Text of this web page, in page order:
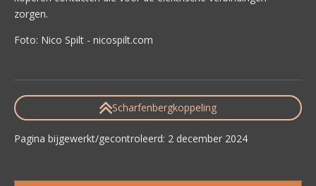
zorgen.
Foto: Nico Spilt - nicospilt.com
Scharfenbergkoppeling
Pagina bijgewerkt/gecontroleerd: 2 december 2024